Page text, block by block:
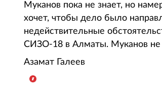
Муканов пока не знает, но
хочет, чтобы дело было
недействительные
СИЗО-18 в Алматы. Муканов не
Азамат Галеев